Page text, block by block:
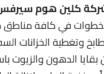
كلين هوم
في كافة مناطق
وتغطية الخزانات
بقايا الدهون والزيوت